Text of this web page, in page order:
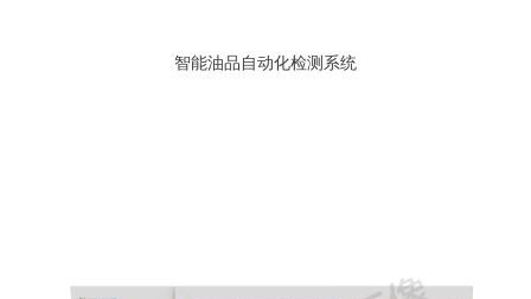
智能油品自动化检测系统